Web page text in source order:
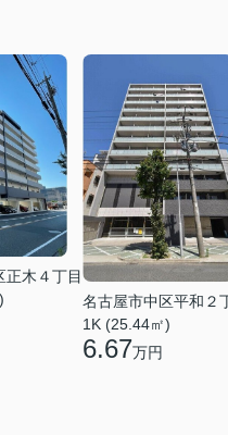
正木４丁目
名古屋市中区平和２
1K (25.44㎡)
6.67万円